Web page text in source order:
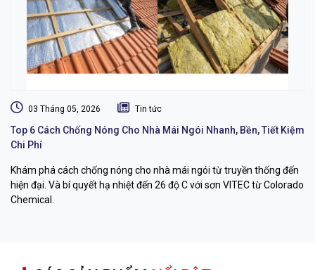
03 Tháng 05, 2026 Tin tức
Top 6 Cách Chống Nóng Cho Nhà Mái Ngói Nhanh, Bền, Tiết Kiệm
Chi Phí
Khám phá cách chống nóng cho nhà mái ngói từ truyền thống đến
hiện đại. Và bí quyết hạ nhiệt đến 26 độ C với sơn VITEC từ Colorado
Chemical.